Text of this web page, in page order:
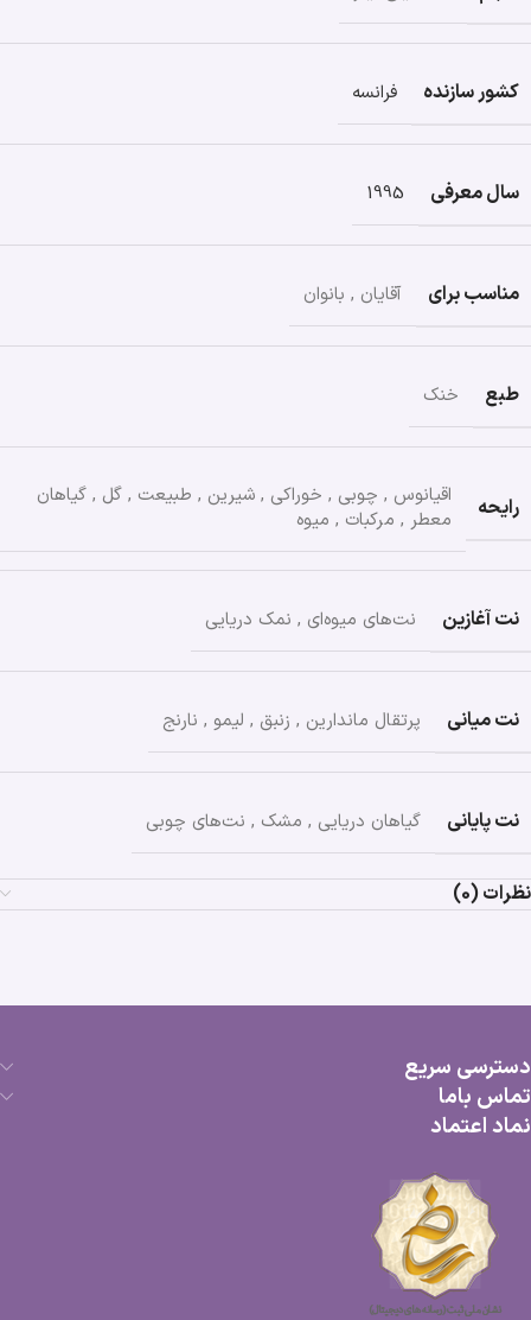
کشور سازنده فرانسه
سال معرفی 1995
مناسب برای آقایان , بانوان
طبع خنک
رایحه اقیانوس , چوبی , خوراکی , شیرین , طبیعت , گل , گیاهان
معطر , مرکبات , میوه
نت آغازین نت‌های میوه‌ای , نمک دریایی
نت میانی پرتقال ماندارین , زنبق , لیمو , نارنج
نت پایانی گیاهان دریایی , مشک , نت‌های چوبی
نظرات (0)
دسترسی سریع
تماس باما
نماد اعتماد